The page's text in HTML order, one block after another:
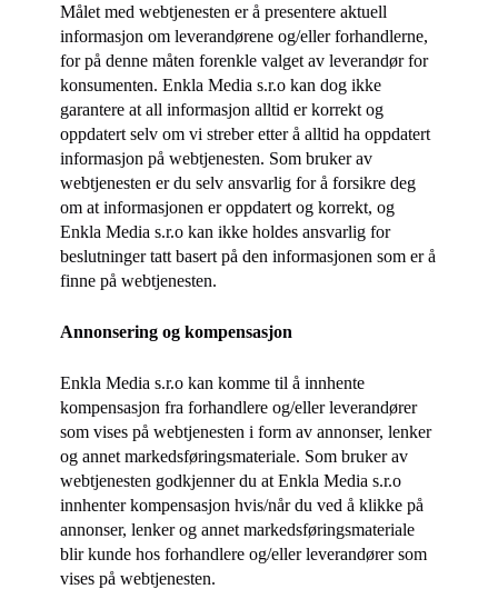
Målet med webtjenesten er å presentere aktuell
informasjon om leverandørene og/eller forhandlerne,
for på denne måten forenkle valget av leverandør for
konsumenten. Enkla Media s.r.o kan dog ikke
garantere at all informasjon alltid er korrekt og
oppdatert selv om vi streber etter å alltid ha oppdatert
informasjon på webtjenesten. Som bruker av
webtjenesten er du selv ansvarlig for å forsikre deg
om at informasjonen er oppdatert og korrekt, og
Enkla Media s.r.o kan ikke holdes ansvarlig for
beslutninger tatt basert på den informasjonen som er å
finne på webtjenesten.
Annonsering og kompensasjon
Enkla Media s.r.o kan komme til å innhente
kompensasjon fra forhandlere og/eller leverandører
som vises på webtjenesten i form av annonser, lenker
og annet markedsføringsmateriale. Som bruker av
webtjenesten godkjenner du at Enkla Media s.r.o
innhenter kompensasjon hvis/når du ved å klikke på
annonser, lenker og annet markedsføringsmateriale
blir kunde hos forhandlere og/eller leverandører som
vises på webtjenesten.